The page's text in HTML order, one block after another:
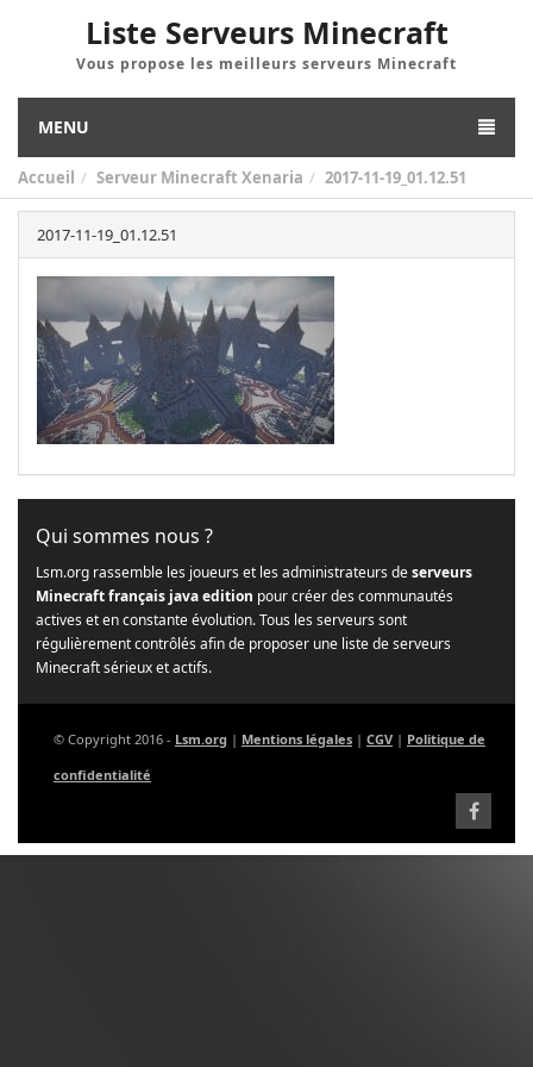
Liste Serveurs Minecraft
Vous propose les meilleurs serveurs Minecraft
MENU
Accueil Serveur Minecraft Xenaria 2017-11-19_01.12.51
2017-11-19_01.12.51
Qui sommes nous ?
Lsm.org rassemble les joueurs et les administrateurs deserveurs
Minecraft français java edition pour créer des communautés
actives et en constante évolution. Tous les serveurs sont
régulièrement contrôlés afin de proposer une liste de serveurs
Minecraft sérieux et actifs.
© Copyright 2016 - Lsm.org | Mentions légales | CGV | Politique de
confidentialité